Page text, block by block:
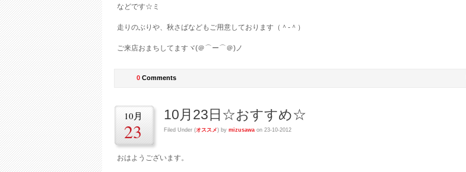
などです☆ミ
走りのぶりや、秋さばなどもご用意しております（＾-＾）
ご来店おまちしてますヾ(＠⌒ー⌒＠)ノ
0 Comments
10月
23
10月23日☆おすすめ☆
Filed Under (オススメ) by mizusawa on 23-10-2012
おはようございます。